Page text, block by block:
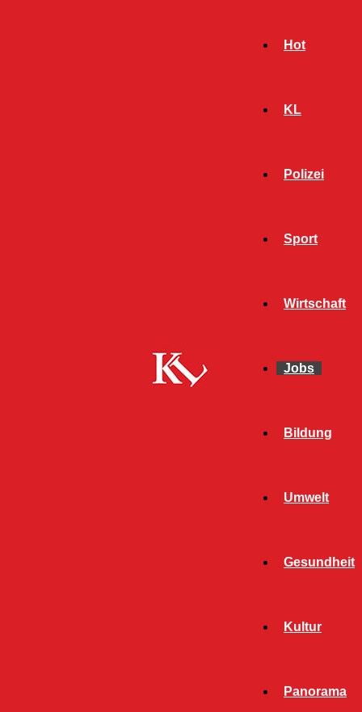
Hot
KL
Polizei
Sport
Wirtschaft
Jobs
Bildung
Umwelt
Gesundheit
Kultur
Panorama